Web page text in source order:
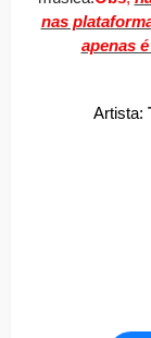
nas
apenas
Artista: